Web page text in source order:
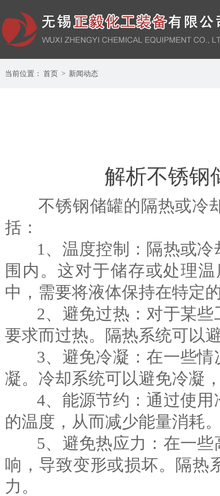
当前位置： 首页 > 新闻动态
解析不锈钢
不锈钢储罐的隔热或冷却
括：
1、温度控制：隔热或冷
围内。这对于储存或处理
中，需要将液体保持在特定
2、避免过热：对于某些
要求而过热。隔热系统可以
3、避免冷凝：在一些情
凝。冷却系统可以避免冷凝
4、能源节约：通过使用
的温度，从而减少能量消耗
5、避免热应力：在一些
响，导致变形或损坏。隔热
力。